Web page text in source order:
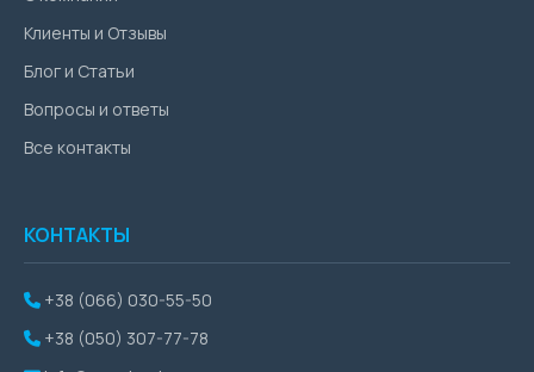
Клиенты и Отзывы
Блог и Статьи
Вопросы и ответы
Все контакты
КОНТАКТЫ
+38 (066) 030-55-50
+38 (050) 307-77-78